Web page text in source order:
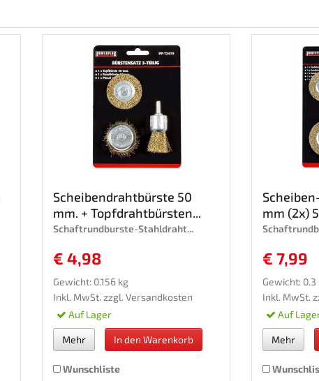
Scheibendrahtbürste 50
mm. + Topfdrahtbürsten...
Schaftrundburste-Stahldraht...
€ 4,98
Gewicht: 0.156 kg
Inkl. MwSt. zzgl. Versandkosten
Auf Lager
Mehr In den Warenkorb
Wunschliste
mm (2x)
€ 7,99
Gewicht: 0.3
Inkl. MwSt.
Auf
Mehr